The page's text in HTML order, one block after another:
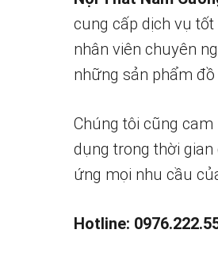
cung cấp dịch vụ
nhân viên chuyên
những sản phẩm
Chúng tôi cũng
dụng trong thời
ứng mọi nhu cầu
Hotline: